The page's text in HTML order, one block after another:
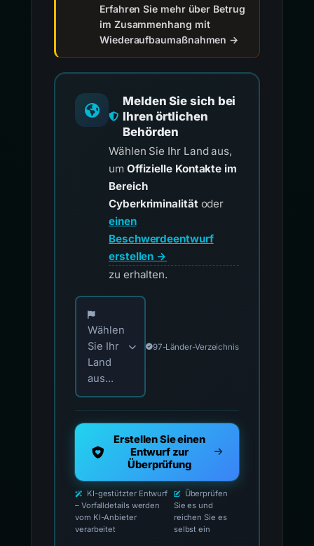
Erfahren Sie mehr über Betrug
im Zusammenhang mit
Wiederaufbaumaßnahmen →
Melden Sie sich bei
Ihren örtlichen
Behörden
Wählen Sie Ihr Land aus,
um Offizielle Kontakte im
Bereich
Cyberkriminalitätoder
einen
Beschwerdeentwurf
erstellen →
zu erhalten.
Wählen Sie Ihr Land für offizielle
Wählen
Sie Ihr
Land
aus...
97-Länder-Verzeichnis
Erstellen Sie einen
Entwurf zur
Überprüfung
KI-gestützter Entwurf
– Vorfalldetails werden
vom KI-Anbieter
verarbeitet
Überprüfen
Sie es und
reichen Sie es
selbst ein